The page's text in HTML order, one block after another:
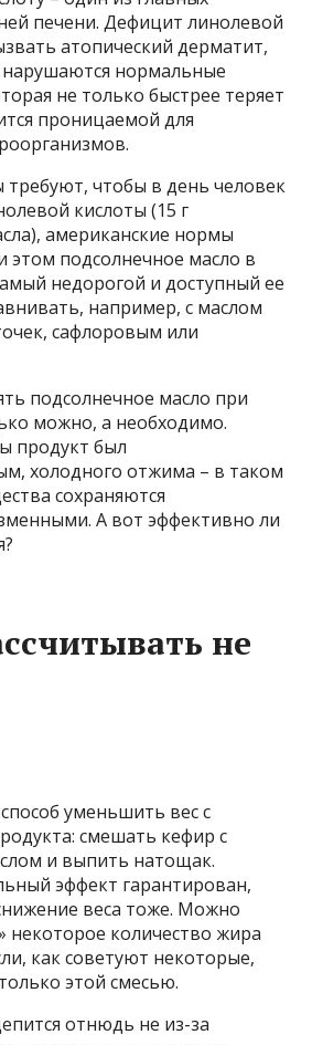
печени. Дефицит линолевой
атопический дерматит,
нарушаются нормальные
не только быстрее теряет
проницаемой для
требуют, чтобы в день человек
кислоты (15 г
американские нормы
этом подсолнечное масло в
недорогой и доступный ее
например, с маслом
сафлоровым или
подсолнечное масло при
можно, а необходимо.
продукт был
холодного отжима – в таком
сохраняются
А вот эффективно ли
не
уменьшить вес с
смешать кефир с
и выпить натощак.
эффект гарантирован,
веса тоже. Можно
некоторое количество жира
как советуют некоторые,
этой смесью.
отнюдь не из-за